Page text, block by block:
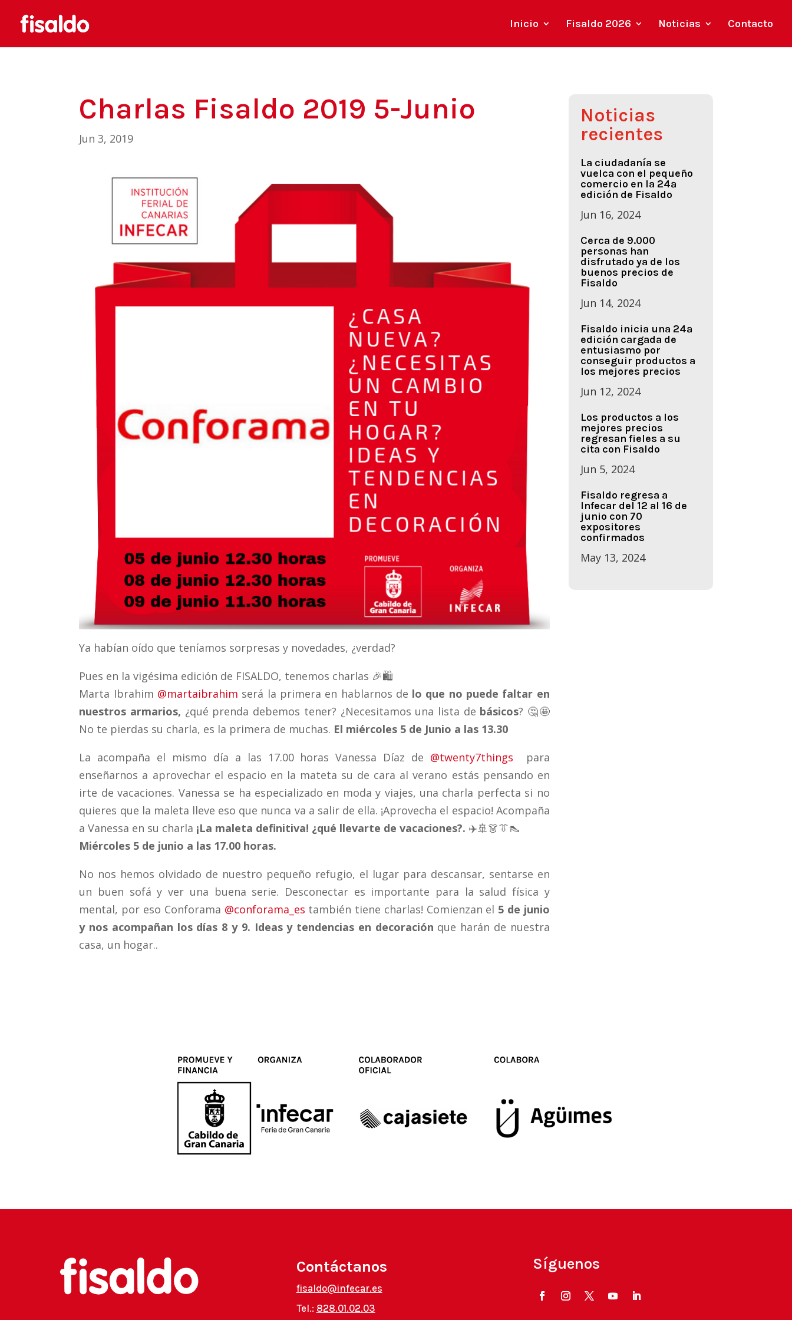
Inicio Fisaldo 2026 Noticias Contacto
Charlas Fisaldo 2019 5-Junio
Jun 3, 2019
Ya habían oído que teníamos sorpresas y novedades, ¿verdad?
Pues en la vigésima edición de FISALDO, tenemos charlas 🎉🛍
Marta Ibrahim @martaibrahim será la primera en hablarnos de lo que no puede faltar en
nuestros armarios, ¿qué prenda debemos tener? ¿Necesitamos una lista de básicos? 🤔🤩
No te pierdas su charla, es la primera de muchas. El miércoles 5 de Junio a las 13.30
La acompaña el mismo día a las 17.00 horas Vanessa Díaz de @twenty7things
para
enseñarnos a aprovechar el espacio en la mateta su de cara al verano estás pensando en
irte de vacaciones. Vanessa se ha especializado en moda y viajes, una charla perfecta si no
quieres que la maleta lleve eso que nunca va a salir de ella. ¡Aprovecha el espacio! Acompaña
a Vanessa en su charla ¡La maleta definitiva! ¿qué llevarte de vacaciones?. ✈️🚢👗👔👠
Miércoles 5 de junio a las 17.00 horas.
No nos hemos olvidado de nuestro pequeño refugio, el lugar para descansar, sentarse en
un buen sofá y ver una buena serie. Desconectar es importante para la salud física y
mental, por eso Conforama @conforama_es también tiene charlas! Comienzan el 5 de junio
y nos acompañan los días 8 y 9. Ideas y tendencias en decoración que harán de nuestra
casa, un hogar..
Noticias
recientes
La ciudadanía se
vuelca con el pequeño
comercio en la 24ª
edición de Fisaldo
Jun 16, 2024
Cerca de 9.000
personas han
disfrutado ya de los
buenos precios de
Fisaldo
Jun 14, 2024
Fisaldo inicia una 24ª
edición cargada de
entusiasmo por
conseguir productos a
los mejores precios
Jun 12, 2024
Los productos a los
mejores precios
regresan fieles a su
cita con Fisaldo
Jun 5, 2024
Fisaldo regresa a
Infecar del 12 al 16 de
junio con 70
expositores
confirmados
May 13, 2024
Contáctanos
fisaldo@infecar.es
Tel.: 828.01.02.03
Síguenos